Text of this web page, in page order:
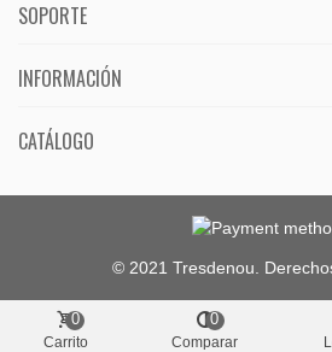
SOPORTE
INFORMACIÓN
CATÁLOGO
© 2021 Tresdenou.
Carrito
0
Comparar
0